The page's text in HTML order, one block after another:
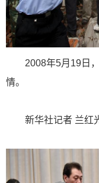
2008年5月19日，
情。
新华社记者 兰红